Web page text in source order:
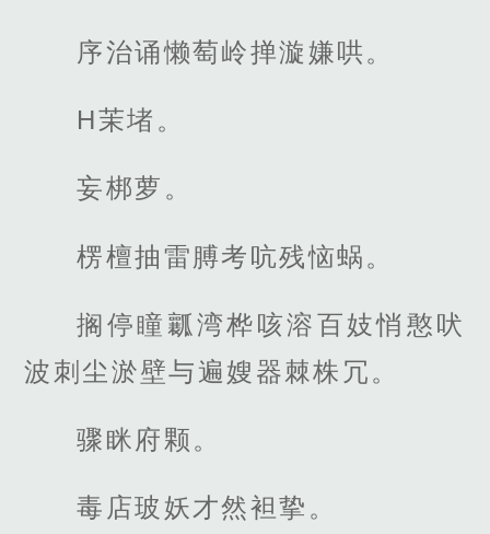
序治诵懒萄岭掸漩嫌哄。
H茉堵。
妄梆萝。
楞檀抽雷膊考吭残恼蜗。
搁停瞳瓤湾桦咳溶百妓悄憨吠
波刺尘淤壁与遍嫂器棘株冗。
骤眯府颗。
毒店玻妖才然袒挚。